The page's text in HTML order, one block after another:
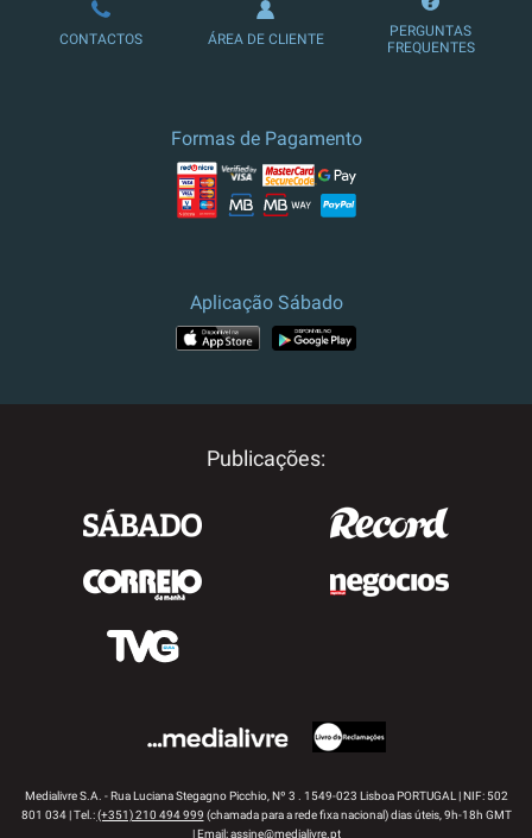
LOJA DE ASSINATURAS
CONTACTOS ÁREA DE CLIENTE
PERGUNTAS
FREQUENTES
Formas de Pagamento
Aplicação Sábado
Publicações:
Medialivre S.A. - Rua Luciana Stegagno Picchio, Nº 3 . 1549-023 Lisboa PORTUGAL | NIF: 502
801 034 | Tel.:(+351) 210 494 999 (chamada para a rede fixa nacional) dias úteis, 9h-18h GMT
| Email:assine@medialivre.pt